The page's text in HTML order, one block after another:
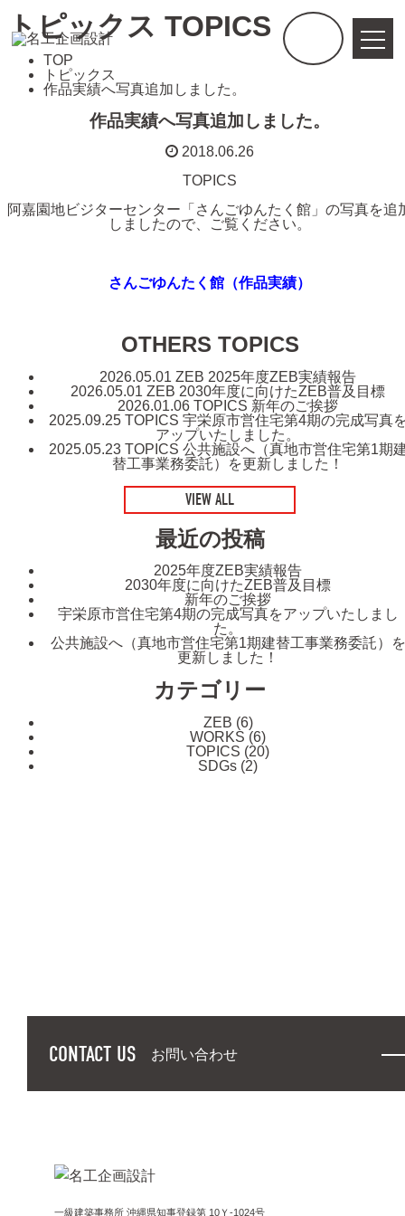
トピックス TOPICS
TOP
トピックス
作品実績へ写真追加しました。
作品実績へ写真追加しました。
2018.06.26
TOPICS
阿嘉園地ビジターセンター「さんごゆんたく館」の写真を追
しましたので、ご覧ください。
さんごゆんたく館（作品実績）
OTHERS TOPICS
2026.05.01 ZEB 2025年度ZEB実績報告
2026.05.01 ZEB 2030年度に向けたZEB普及目標
2026.01.06 TOPICS 新年のご挨拶
2025.09.25 TOPICS 宇栄原市営住宅第4期の完成写真
アップいたしました。
2025.05.23 TOPICS 公共施設へ（真地市営住宅第1期
替工事業務委託）を更新しました！
VIEW ALL
最近の投稿
2025年度ZEB実績報告
2030年度に向けたZEB普及目標
新年のご挨拶
宇栄原市営住宅第4期の完成写真をアップいたしまし
た。
公共施設へ（真地市営住宅第1期建替工事業務委託）を
更新しました！
カテゴリー
ZEB (6)
WORKS (6)
TOPICS (20)
SDGs (2)
CONTACT US お問い合わせ
一級建築事務所 沖縄県知事登録第 10Ｙ-1024号